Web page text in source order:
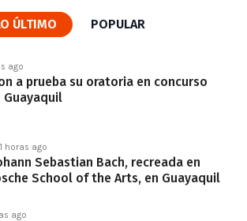
ÚLTIMO POPULAR
ago
a prueba su oratoria en concurso
horas ago
Sebastian Bach, recreada en
School of the Arts, en Guayaquil
ago